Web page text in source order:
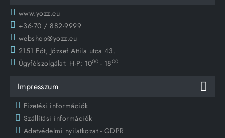
www.yozz.eu
+36-70 / 882-9999
webshop@yozz.eu
2151 Fót, József Attila utca 43.
Ügyfélszolgálat: H-P: 1000 - 1800
Impresszum
Fizetési információk
Szállítási információk
Adatvédelmi nyilatkozat - GDPR